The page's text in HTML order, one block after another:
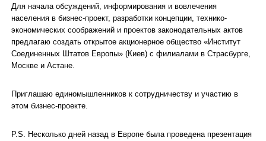
Для начала обсуждений, информирования и вовлечения
населения в бизнес-проект, разработки концепции, технико-
экономических соображений и проектов законодательных актов
предлагаю создать открытое акционерное общество «Институт
Соединенных Штатов Европы» (Киев) с филиалами в Страсбурге,
Москве и Астане.
Приглашаю единомышленников к сотрудничеству и участию в
этом бизнес-проекте.
P.S. Несколько дней назад в Европе была проведена презентация